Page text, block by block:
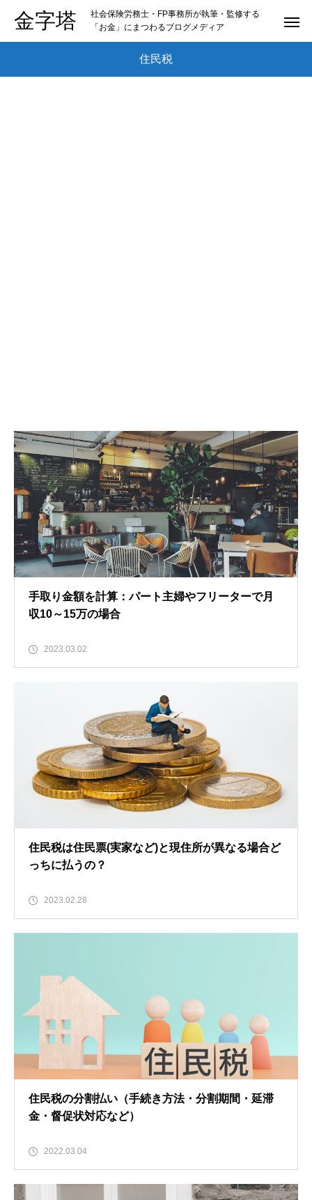
金字塔
社会保険労務士・FP事務所が執筆・監修する
「お金」にまつわるブログメディア
住民税
手取り金額を計算：パート主婦やフリーターで月
収10～15万の場合
2023.03.02
住民税は住民票(実家など)と現住所が異なる場合ど
っちに払うの？
2023.02.28
住民税の分割払い（手続き方法・分割期間・延滞
金・督促状対応など）
2022.03.04